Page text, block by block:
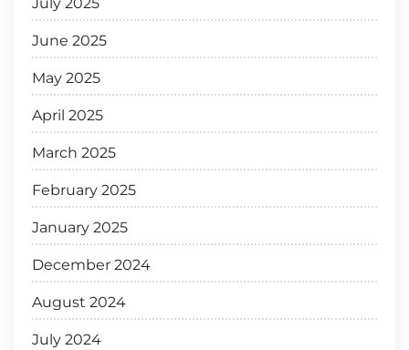
June 2025
May 2025
April 2025
March 2025
February 2025
January 2025
December 2024
August 2024
July 2024